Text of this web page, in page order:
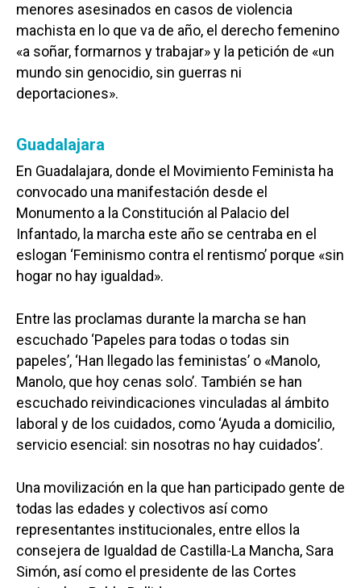
menores asesinados en casos de violencia
machista en lo que va de año, el derecho femenino
«a soñar, formarnos y trabajar» y la petición de «un
mundo sin genocidio, sin guerras ni
deportaciones».
Guadalajara
En Guadalajara, donde el Movimiento Feminista ha
convocado una manifestación desde el
Monumento a la Constitución al Palacio del
Infantado, la marcha este año se centraba en el
eslogan ‘Feminismo contra el rentismo’ porque «sin
hogar no hay igualdad».
Entre las proclamas durante la marcha se han
escuchado ‘Papeles para todas o todas sin
papeles’, ‘Han llegado las feministas’ o «Manolo,
Manolo, que hoy cenas solo’. También se han
escuchado reivindicaciones vinculadas al ámbito
laboral y de los cuidados, como ‘Ayuda a domicilio,
servicio esencial: sin nosotras no hay cuidados’.
Una movilización en la que han participado gente de
todas las edades y colectivos así como
representantes institucionales, entre ellos la
consejera de Igualdad de Castilla-La Mancha, Sara
Simón, así como el presidente de las Cortes